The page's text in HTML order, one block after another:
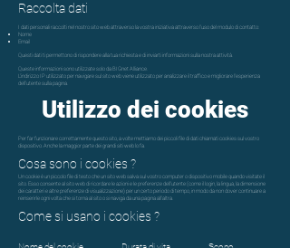
Raccolta dati
I dati personali raccolti nel nostro sito web attraverso la vostra iniziativa attraverso l'uso del modulo di contatto:
Nome
Email
Questi dati ti permettono di rispondere alla tua richiesta e di inviarti informazioni sulla nostra attività.
Queste informazioni sono utilizzate solo da BIGnet Alliance.
L'indirizzo IP utilizzato per navigare sul sito web viene utilizzato per analizzare il traffico e migliorare l'esperienza
dell'utente sulla pagina.
Utilizzo dei cookies
Per far funzionare correttamente questo sito, a volte mettiamo dei piccoli file di dati chiamati cookies sul vostro
dispositivo. Anche la maggior parte dei grandi siti web lo fa.
Cosa sono i cookies ?
Un cookie è un piccolo file di testo che un sito web salva sul vostro computer o dispositivo mobile quando visitate il
sito. Esso consente al sito web di ricordare le azioni e le preferenze dell'utente (come il login, la lingua, la dimensione
dei caratteri e altre preferenze di visualizzazione) per un certo periodo di tempo, in modo da non dover continuare a
reinserirle ogni volta che si torna al sito o si naviga da una pagina all'altra.
Come si usano i cookies ?